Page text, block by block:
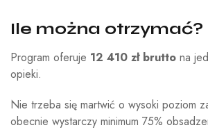
Ile można otrzymać?
Program oferuje 12 410 zł brutto na
opieki.
Nie trzeba się martwić o wysoki poziom
obecnie wystarczy minimum 75%